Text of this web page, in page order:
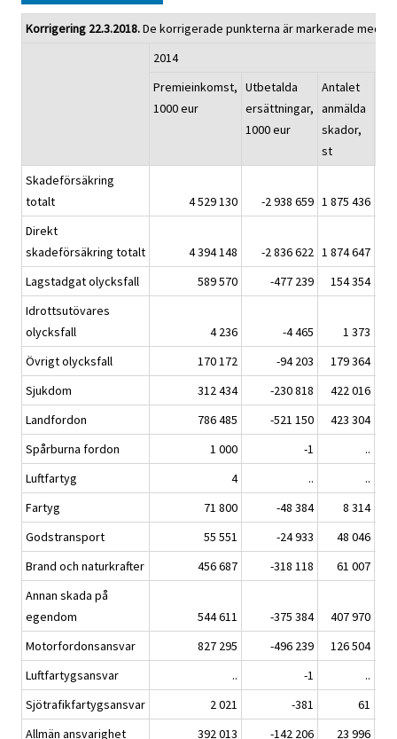
Korrigering 22.3.2018.De korrigerade punkterna är markerade med
2014
Premieinkomst,
1000 eur
Utbetalda
ersättningar,
1000 eur
Antalet
anmälda
skador,
st
Skadeförsäkring
totalt
4 529 130 -2 938 659 1 875 436
Direkt
skadeförsäkring totalt
4 394 148 -2 836 622 1 874 647
Lagstadgat olycksfall
589 570 -477 239
154 354
Idrottsutövares
olycksfall
4 236 -4 465
1 373
Övrigt olycksfall
170 172 -94 203
179 364
Sjukdom
312 434 -230 818
422 016
Landfordon
786 485 -521 150
423 304
Spårburna fordon
1 000 -1
..
Luftfartyg
4 ..
..
Fartyg
71 800 -48 384
8 314
Godstransport
55 551 -24 933
48 046
Brand och naturkrafter
456 687 -318 118
61 007
Annan skada på
egendom
544 611 -375 384
407 970
Motorfordonsansvar
827 295 -496 239
126 504
Luftfartygsansvar
.. -1
..
Sjötrafikfartygsansvar
2 021 -381
61
Allmän ansvarighet
392 013 -142 206 23 996